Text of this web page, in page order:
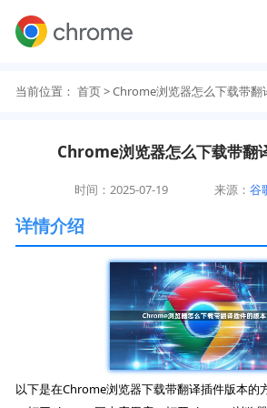
当前位置： 首页> Chrome浏览器怎么下载带翻
Chrome浏览器怎么下载带翻
时间：2025-07-19 来源：谷
详情介绍
以下是在Chrome浏览器下载带翻译插件版本的